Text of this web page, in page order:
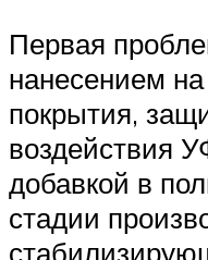
Первая
нанесением
покрытия,
воздействия
добавкой в
стадии